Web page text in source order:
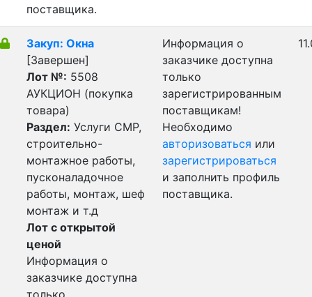
поставщика.
Закуп: Окна
[Завершен]
Лот №: 5508
АУКЦИОН (покупка
товара)
Раздел: Услуги СМР,
строительно-
монтажное работы,
пусконаладочное
работы, монтаж, шеф
монтаж и т.д
Лот с открытой
ценой
Информация о
заказчике доступна
только
Информация о
заказчике доступна
только
зарегистрированным
поставщикам!
Необходимо
авторизоваться или
зарегистрироваться
и заполнить профиль
поставщика.